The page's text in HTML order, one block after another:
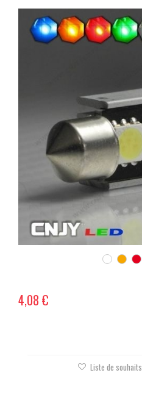
4,08 €
Liste de souhaits